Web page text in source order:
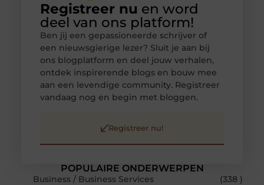
POPULAIRE ONDERWERPEN
Business / Business Services
(338 )
Registreer nu en word
deel van ons platform!
Ben jij een gepassioneerde schrijver of
een nieuwsgierige lezer? Sluit je aan bij
ons blogplatform en deel jouw verhalen,
ontdek inspirerende blogs en bouw mee
aan een levendige community. Registreer
vandaag nog en begin met bloggen.
Registreer nu!